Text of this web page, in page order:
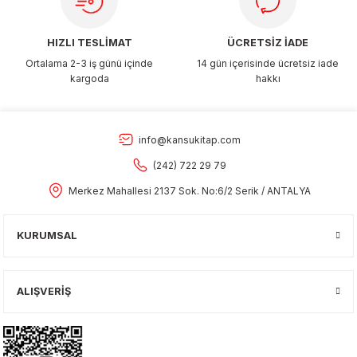
HIZLI TESLİMAT
Ortalama 2-3 iş günü içinde
kargoda
ÜCRETSİZ İADE
14 gün içerisinde ücretsiz iade
hakkı
info@kansukitap.com
(242) 722 29 79
Merkez Mahallesi 2137 Sok. No:6/2 Serik / ANTALYA
KURUMSAL
ALIŞVERİŞ